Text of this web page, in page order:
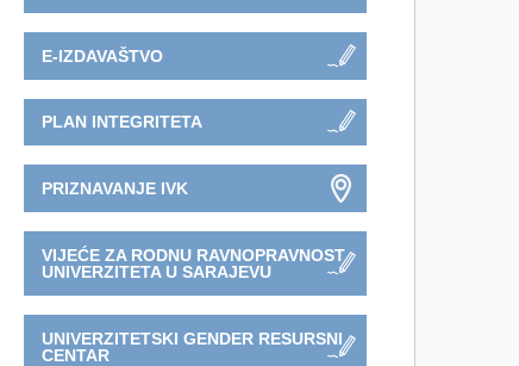
E-IZDAVAŠTVO
PLAN INTEGRITETA
PRIZNAVANJE IVK
VIJEĆE ZA RODNU RAVNOPRAVNOST
UNIVERZITETA U SARAJEVU
UNIVERZITETSKI GENDER RESURSNI
CENTAR